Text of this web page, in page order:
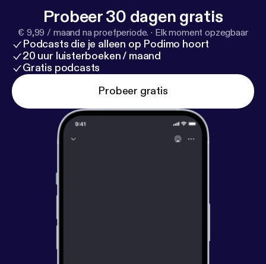
Probeer 30 dagen gratis
€ 9,99 / maand na proefperiode. · Elk moment opzegbaar
Podcasts die je alleen op Podimo hoort
20 uur luisterboeken / maand
Gratis podcasts
Probeer gratis